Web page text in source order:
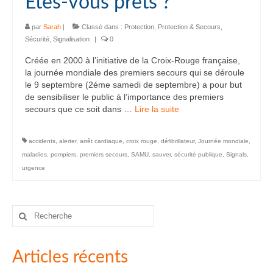
par Sarah | Classé dans : Protection Protection & Secours
Sécurité Signalisation | 0
Créée en 2000 à l’initiative de la Croix-Rouge française,
la journée mondiale des premiers secours qui se déroule
le 9 septembre (2éme samedi de septembre) a pour but
de sensibiliser le public à l’importance des premiers
secours que ce soit dans … Lire la suite­­
accidents alerter, arrêt cardiaque croix rouge défibrillateur, Journée mondiale
maladies pompiers premiers secours SAMU sauver, sécurité publique Signals
urgence
Rechercher
Articles récents